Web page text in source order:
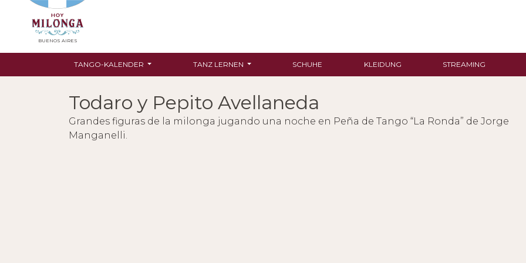
BUENOS AIRES
TANGO-KALENDER TANZ LERNEN SCHUHE KLEIDUNG STREAMING
Todaro y Pepito Avellaneda
Grandes figuras de la milonga jugando una noche en Peña de Tango “La Ronda” de Jorge
Manganelli.